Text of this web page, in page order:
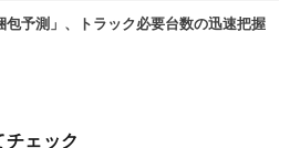
包予測」、トラック必要台数の迅速把握
チェック